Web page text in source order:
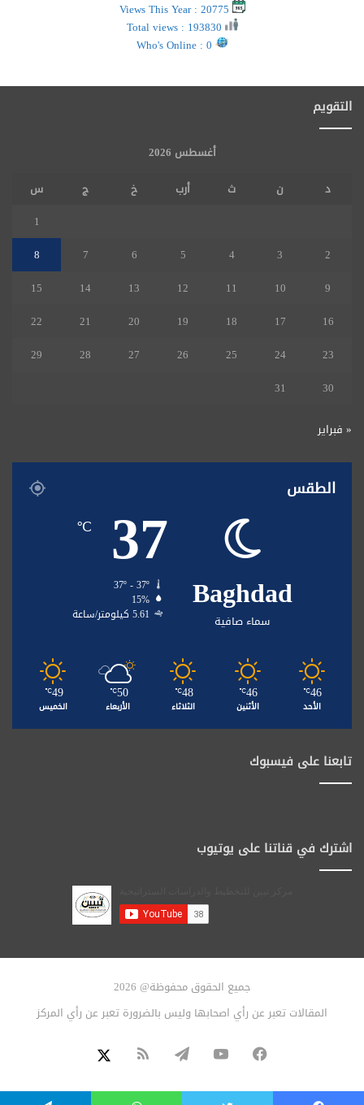
التقويم
أغسطس 2026
د
ن ث أرب خ ج
س
1
2
3
4
5
6
7
8
9
10
11
12
13
14
15
16
17
18
19
20
21
22
23
24
25
26
27
28
29
30
31
« فبراير
الطقس
Baghdad
سماء صافية
37
℃
37º - 37º
15%
5.61 كيلومتر/ساعة
46
℃
الأحد
46
℃
الأثنين
48
℃
الثلاثاء
50
℃
الأربعاء
49
℃
الخميس
تابعنا على فيسبوك
اشترك في قناتنا على يوتيوب
جميع الحقوق محفوظة@ 2026
المقالات تعبر عن رأي اصحابها وليس بالضرورة تعبر عن رأي المركز
فيسبوكيوتيوبتيلقرامملخص
الموقع